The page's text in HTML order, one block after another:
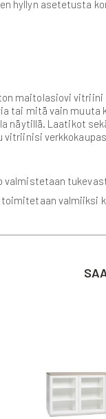
hyllyn asetetusta
maitolasiovi
tai mitä vain
näytillä. Laatikot
vitriinisi
valmistetaan
valmiiksi